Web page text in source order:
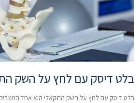
בלט דיסק עם לחץ על השק
בלט דיסק עם לחץ על השק התקאלי הוא אחד המצבים